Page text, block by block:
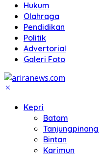
Hukum
Olahraga
Pendidikan
Politik
Advertorial
Galeri Foto
Kepri
Batam
Tanjungpinang
Bintan
Karimun